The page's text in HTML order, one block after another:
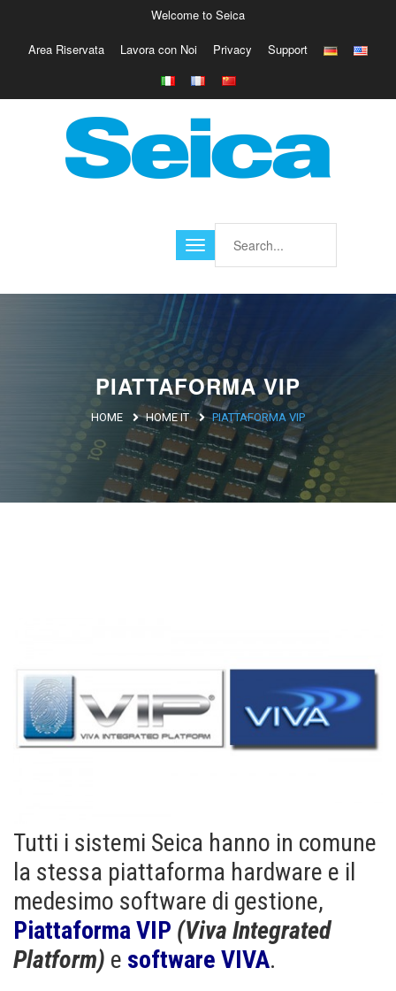
Europe
Italy
Austria
Belgio
Argentina
Brasile
Asia
South Africa
Welcome to Seica
Area Riservata Lavora con Noi Privacy Support
PIATTAFORMA VIP
HOME HOME IT PIATTAFORMA VIP
Tutti i sistemi Seica hanno in comune
la stessa piattaforma hardware e il
medesimo software di gestione,
PiattaformaVIP (Viva Integrated
Platform) e software VIVA.